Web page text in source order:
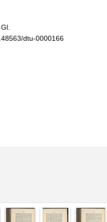
dtu-0000166